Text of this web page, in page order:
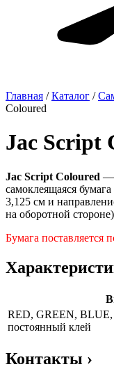
Главная / Каталог /
Coloured
Jac Script
Jac Script Coloured —
самоклеящаяся
3,125 см и
на оборотной
Бумага поставляется
RED, GREEN,
постоянный клей
Контакты ›